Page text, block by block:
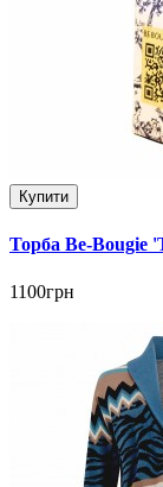
Купити
Торба Be-Bougie
1100грн